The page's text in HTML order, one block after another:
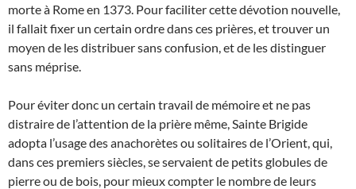
morte à Rome en 1373. Pour faciliter cette dévotion nouvelle,
il fallait fixer un certain ordre dans ces prières, et trouver un
moyen de les distribuer sans confusion, et de les distinguer
sans méprise.
Pour éviter donc un certain travail de mémoire et ne pas
distraire de l’attention de la prière même, Sainte Brigide
adopta l’usage des anachorètes ou solitaires de l’Orient, qui,
dans ces premiers siècles, se servaient de petits globules de
pierre ou de bois, pour mieux compter le nombre de leurs